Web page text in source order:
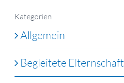
Kategorien
Allgemein
Begleitete Elternschaft